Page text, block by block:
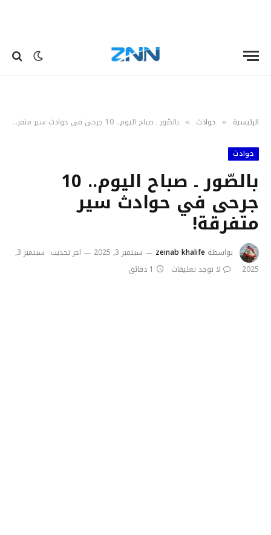
الرئيسية » حوادث » بالصّور ـ صباح اليوم.. 10 جرحى في حوادث سير متفرقة!
حوادث
بالصّور ـ صباح اليوم.. 10
جرحى في حوادث سير
متفرقة!
بواسطة zeinab khalife سبتمبر 3, 2025 آخر تحديث:
سبتمبر 3,
2025
لا توجد تعليقات 1 دقائق